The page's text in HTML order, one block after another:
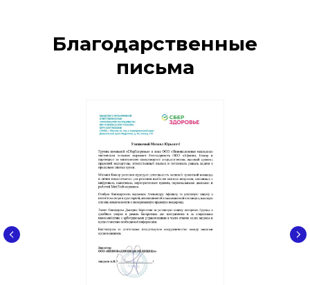
Благодарственные
письма